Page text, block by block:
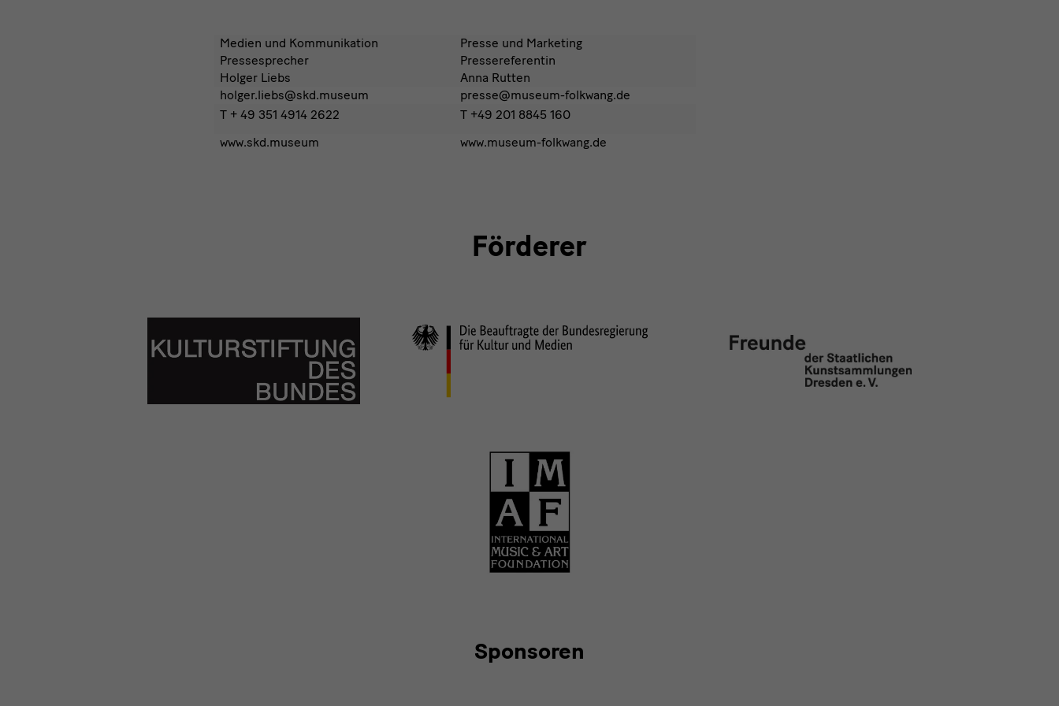
Medien und Kommunikation
Pressesprecher
Holger Liebs
Presse und Marketing
Pressereferentin
Anna Rutten
holger.liebs@skd.museum
presse@museum-folkwang.de
T + 49 351 4914 2622
T +49 201 8845 160
www.skd.museum
www.museum-folkwang.de
Förderer
Förderer
Sponsoren